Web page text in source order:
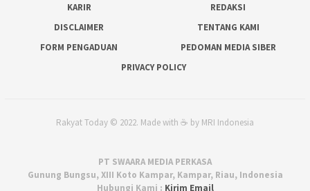
KARIR
REDAKSI
DISCLAIMER
TENTANG KAMI
FORM PENGADUAN
PEDOMAN MEDIA SIBER
PRIVACY POLICY
Rakyat Today © 2022. Made with ☕ by MRI Indonesia
PT SWAARA MEDIA PERKASA
Gunung Bungsu, XIII Koto Kampar, Kampar, Riau, Indonesia
Hubungi Kami : Kirim Email